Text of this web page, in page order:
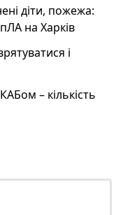
діти, пожежа:
на Харків
і
– кількість